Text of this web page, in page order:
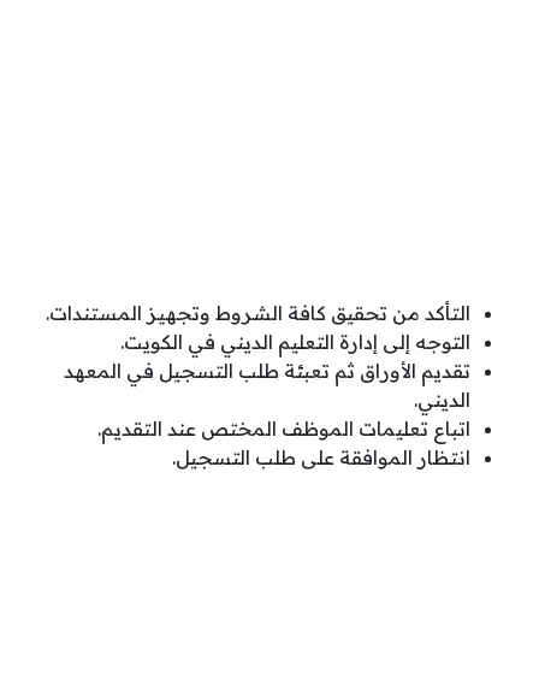
التأكد من تحقيق كافة الشروط وتجهيز المستندات.
التوجه إلى إدارة التعليم الديني في الكويت.
تقديم الأوراق ثم تعبئة طلب التسجيل في المعهد
الديني.
اتباع تعليمات الموظف المختص عند التقديم.
انتظار الموافقة على طلب التسجيل.